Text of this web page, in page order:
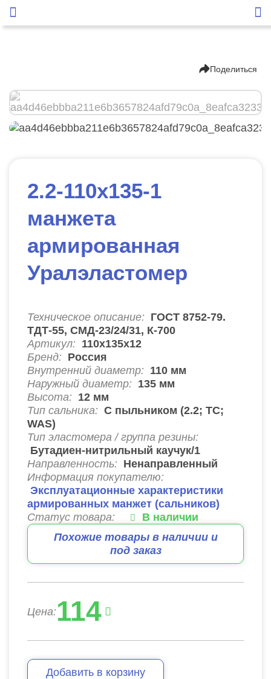
Поделиться
2.2-110х135-1
манжета
армированная
Уралэластомер
Техническое описание: ГОСТ 8752-79.
ТДТ-55, СМД-23/24/31, К-700
Артикул: 110х135х12
Бренд: Россия
Внутренний диаметр: 110 мм
Наружный диаметр: 135 мм
Высота: 12 мм
Тип сальника: C пыльником (2.2; ТС;
WAS)
Тип эластомера / группа резины:
Бутадиен-нитрильный каучук/1
Направленность: Ненаправленный
Информация покупателю:
Эксплуатационные характеристики
армированных манжет (сальников)
Статус товара:
В наличии
Похожие товары в наличии и
под заказ
Цена:114
Добавить в корзину